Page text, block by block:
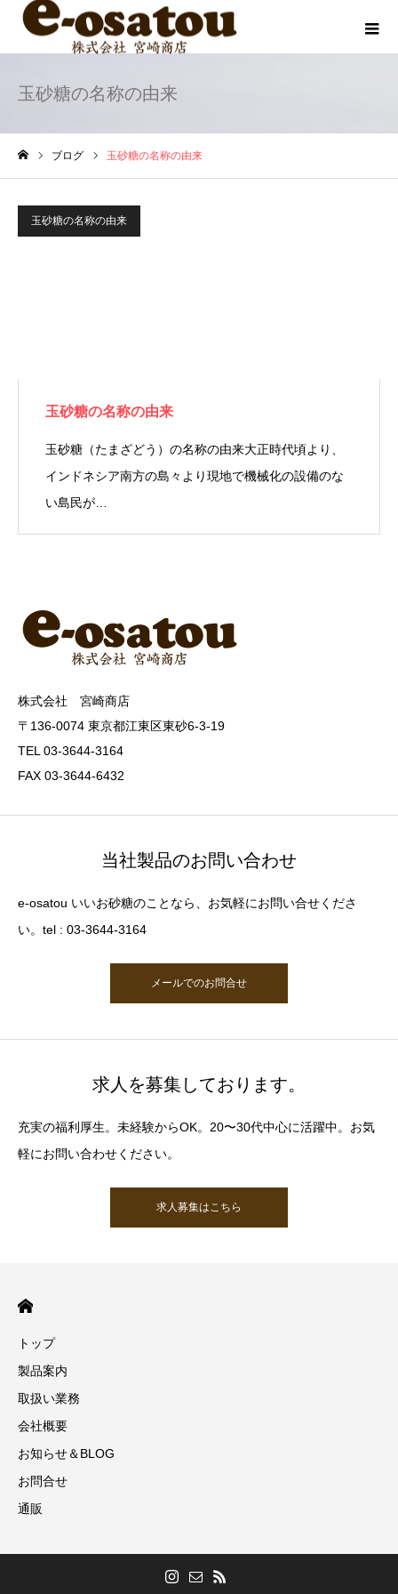
玉砂糖の名称の由来
ブログ 玉砂糖の名称の由来
玉砂糖の名称の由来
玉砂糖の名称の由来
玉砂糖（たまざどう）の名称の由来大正時代頃より、
インドネシア南方の島々より現地で機械化の設備のな
い島民が…
株式会社 宮崎商店
〒136-0074 東京都江東区東砂6-3-19
TEL 03-3644-3164
FAX 03-3644-6432
当社製品のお問い合わせ
e-osatou いいお砂糖のことなら、お気軽にお問い合せくださ
い。tel : 03-3644-3164
メールでのお問合せ
求人を募集しております。
充実の福利厚生。未経験からOK。20〜30代中心に活躍中。お気
軽にお問い合わせください。
求人募集はこちら
トップ
製品案内
取扱い業務
会社概要
お知らせ＆BLOG
お問合せ
通販